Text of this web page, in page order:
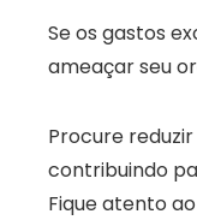
Se os gastos
ameaçar seu
Procure
contribuindo
Fique atento